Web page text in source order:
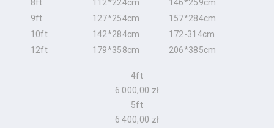
8ft
112*224cm
146*259cm
9ft
127*254cm
157*284cm
10ft
142*284cm
172-314cm
12ft
179*358cm 206*385cm
4ft
6 000,00 zł
5ft
6 400,00 zł